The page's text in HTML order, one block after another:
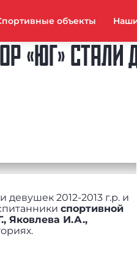
объекты
«ЮГ» СТАЛИ
2012-2013 г.р. и
спортивной
Яковлева И.А.,